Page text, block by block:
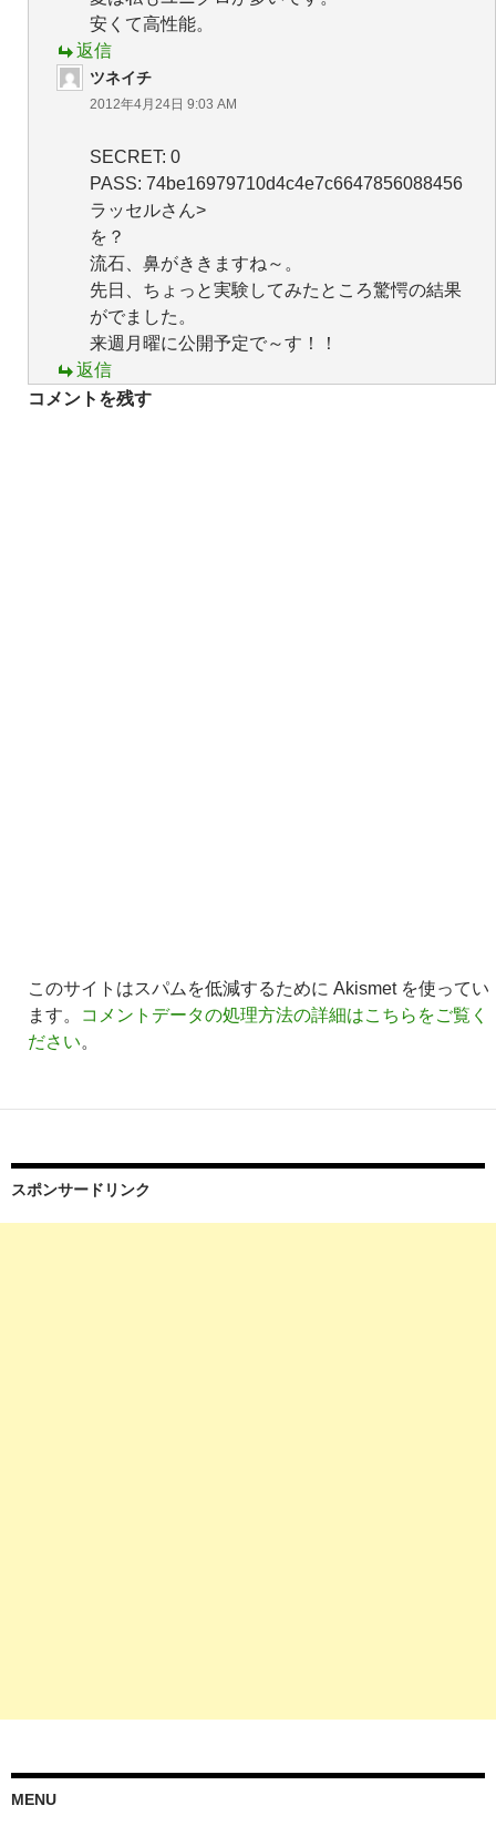
安くて高性能。
返信
ツネイチ
2012年4月24日 9:03 AM
SECRET: 0
PASS: 74be16979710d4c4e7c6647856088456
ラッセルさん>
を？
流石、鼻がききますね～。
先日、ちょっと実験してみたところ驚愕の結果
がでました。
来週月曜に公開予定で～す！！
返信
コメントを残す
このサイトはスパムを低減するために Akismet を使ってい
ます。
コメントデータの処理方法の詳細はこちらをご覧く
ださい。
スポンサードリンク
MENU